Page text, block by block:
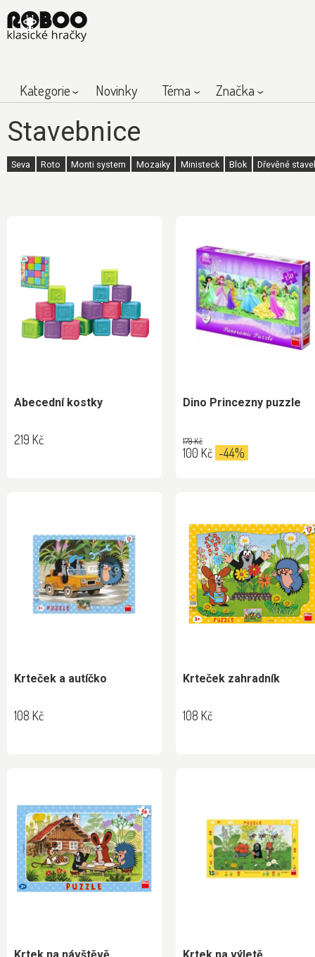
Kategorie Novinky Téma Značka
Stavebnice
Seva Roto Monti system Mozaiky Ministeck Blok Dřevěné
Abecední kostky
219 Kč
Dino Princezny puzzle
179 Kč
100 Kč -44%
Krteček a autíčko
108 Kč
Krteček zahradník
108 Kč